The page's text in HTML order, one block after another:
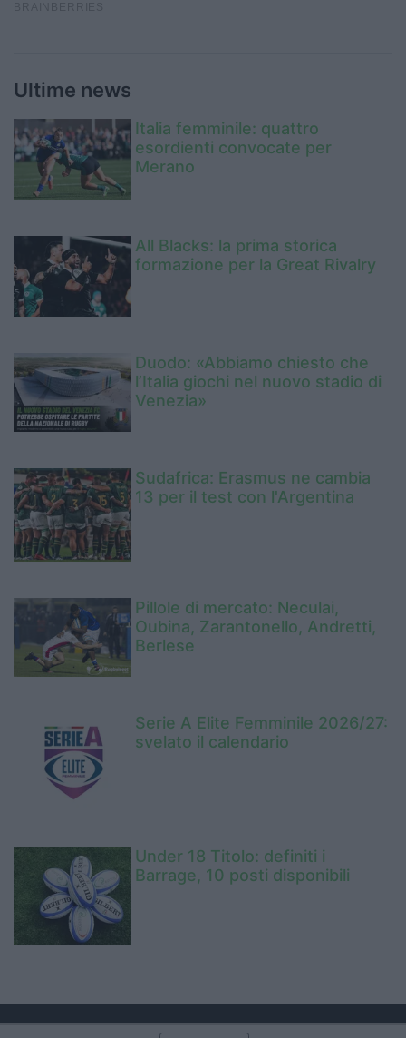
Ultime news
Italia femminile: quattro
esordienti convocate per
Merano
All Blacks: la prima storica
formazione per la Great Rivalry
Duodo: «Abbiamo chiesto che
l’Italia giochi nel nuovo stadio di
Venezia»
Sudafrica: Erasmus ne cambia
13 per il test con l'Argentina
Pillole di mercato: Neculai,
Oubina, Zarantonello, Andretti,
Berlese
Serie A Elite Femminile 2026/27:
svelato il calendario
Under 18 Titolo: definiti i
Barrage, 10 posti disponibili